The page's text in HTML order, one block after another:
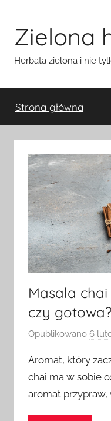
treściZielona
Herbata zielona i nie
Strona główna
Masala chai
czy gotowa?
Opublikowano 6
Aromat, który
chai ma w sobie
aromat